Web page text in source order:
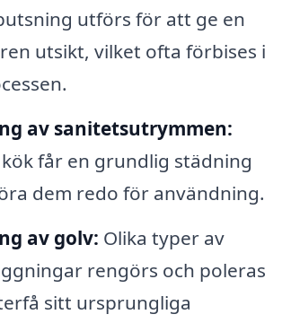
utförs för att ge en
utsikt, vilket ofta förbises i
av sanitetsutrymmen:
får en grundlig städning
dem redo för användning.
av golv: Olika typer av
rengörs och poleras
sitt ursprungliga